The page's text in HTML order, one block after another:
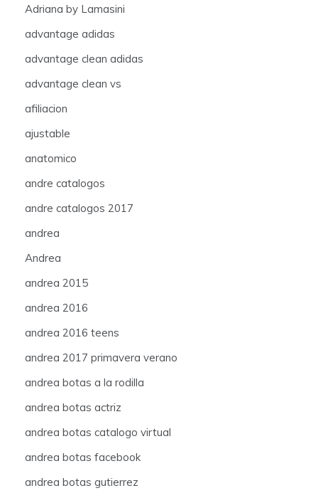
Adriana by Lamasini
advantage adidas
advantage clean adidas
advantage clean vs
afiliacion
ajustable
anatomico
andre catalogos
andre catalogos 2017
andrea
Andrea
andrea 2015
andrea 2016
andrea 2016 teens
andrea 2017 primavera verano
andrea botas a la rodilla
andrea botas actriz
andrea botas catalogo virtual
andrea botas facebook
andrea botas gutierrez